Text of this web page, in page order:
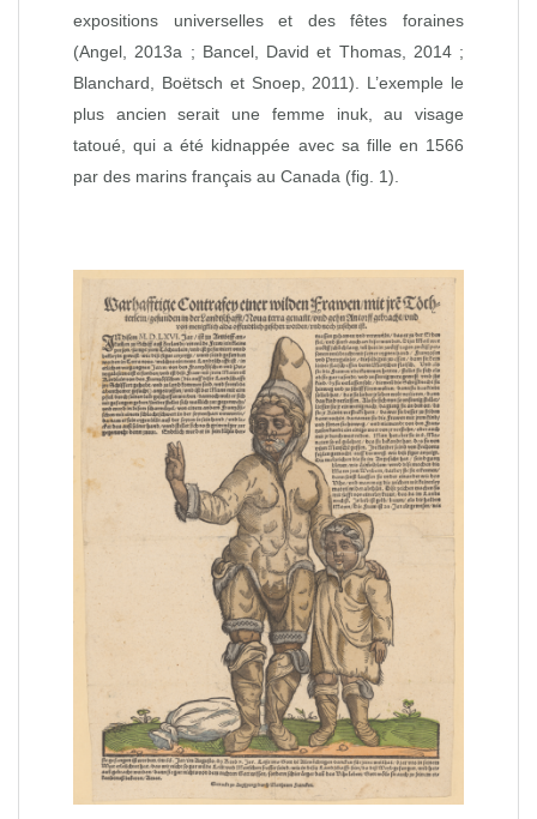
expositions universelles et des fêtes foraines
(Angel, 2013a ; Bancel, David et Thomas, 2014 ;
Blanchard, Boëtsch et Snoep, 2011). L’exemple le
plus ancien serait une femme inuk, au visage
tatoué, qui a été kidnappée avec sa fille en 1566
par des marins français au Canada (fig. 1).